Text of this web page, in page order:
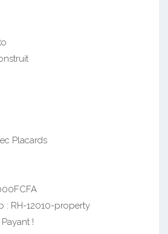
Placards
: RH-12010-property
!